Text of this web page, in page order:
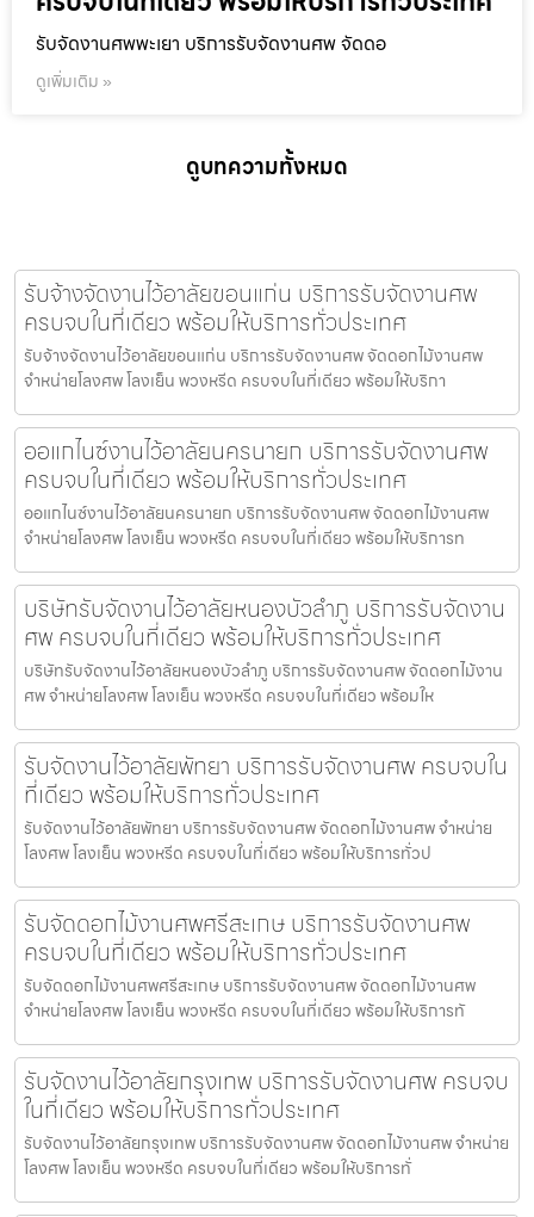
รับจัดงานศพพะเยา บริการรับจัดงานศพ จัดดอ
ดูเพิ่มเติม »
ดูบทความทั้งหมด
รับจ้างจัดงานไว้อาลัยขอนแก่น บริการรับจัดงานศพ
ครบจบในที่เดียว พร้อมให้บริการทั่วประเทศ
รับจ้างจัดงานไว้อาลัยขอนแก่น บริการรับจัดงานศพ จัดดอกไม้งานศพ
จำหน่ายโลงศพ โลงเย็น พวงหรีด ครบจบในที่เดียว พร้อมให้บริกา
ออแกไนซ์งานไว้อาลัยนครนายก บริการรับจัดงานศพ
ครบจบในที่เดียว พร้อมให้บริการทั่วประเทศ
ออแกไนซ์งานไว้อาลัยนครนายก บริการรับจัดงานศพ จัดดอกไม้งานศพ
จำหน่ายโลงศพ โลงเย็น พวงหรีด ครบจบในที่เดียว พร้อมให้บริการท
บริษัทรับจัดงานไว้อาลัยหนองบัวลำภู บริการรับจัดงาน
ศพ ครบจบในที่เดียว พร้อมให้บริการทั่วประเทศ
บริษัทรับจัดงานไว้อาลัยหนองบัวลำภู บริการรับจัดงานศพ จัดดอกไม้งาน
ศพ จำหน่ายโลงศพ โลงเย็น พวงหรีด ครบจบในที่เดียว พร้อมให
รับจัดงานไว้อาลัยพัทยา บริการรับจัดงานศพ ครบจบใน
ที่เดียว พร้อมให้บริการทั่วประเทศ
รับจัดงานไว้อาลัยพัทยา บริการรับจัดงานศพ จัดดอกไม้งานศพ จำหน่าย
โลงศพ โลงเย็น พวงหรีด ครบจบในที่เดียว พร้อมให้บริการทั่วป
รับจัดดอกไม้งานศพศรีสะเกษ บริการรับจัดงานศพ
ครบจบในที่เดียว พร้อมให้บริการทั่วประเทศ
รับจัดดอกไม้งานศพศรีสะเกษ บริการรับจัดงานศพ จัดดอกไม้งานศพ
จำหน่ายโลงศพ โลงเย็น พวงหรีด ครบจบในที่เดียว พร้อมให้บริการทั
รับจัดงานไว้อาลัยกรุงเทพ บริการรับจัดงานศพ ครบจบ
ในที่เดียว พร้อมให้บริการทั่วประเทศ
รับจัดงานไว้อาลัยกรุงเทพ บริการรับจัดงานศพ จัดดอกไม้งานศพ จำหน่าย
โลงศพ โลงเย็น พวงหรีด ครบจบในที่เดียว พร้อมให้บริการทั่